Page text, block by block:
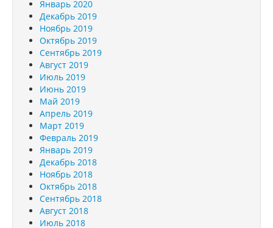
Январь 2020
Декабрь 2019
Ноябрь 2019
Октябрь 2019
Сентябрь 2019
Август 2019
Июль 2019
Июнь 2019
Май 2019
Апрель 2019
Март 2019
Февраль 2019
Январь 2019
Декабрь 2018
Ноябрь 2018
Октябрь 2018
Сентябрь 2018
Август 2018
Июль 2018